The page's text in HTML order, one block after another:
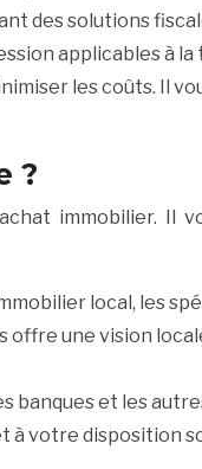
des solutions
applicables à
les coûts. Il
?
immobilier. Il
local, les
offre une vision
et les
à votre disposition